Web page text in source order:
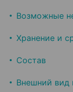
Возможные
Хранение и
Состав
Внешний вид